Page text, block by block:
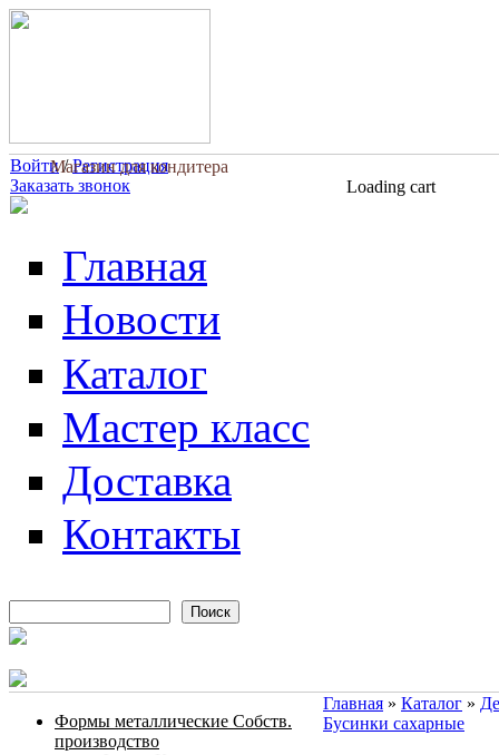
Перейти к основному содержанию
Магазин для кондитера
Войти/Регистрация
Заказать звонок
Loading cart
Главная
Новости
Каталог
Мастер класс
Доставка
Контакты
Форма поиска
Формы металлические Собств.
производство
Вы здесь
Главная » Каталог »
Бусинки сахарные